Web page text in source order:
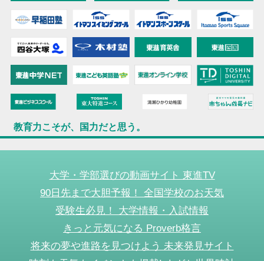
教育力こそが、国力だと思う。
大学・学部選びの動画サイト 東進TV
90日先まで大胆予報！ 全国学校のお天気
受験生必見！ 大学情報・入試情報
きっと元気になる Proverb格言
将来の夢や進路を見つけよう 未来発見サイト